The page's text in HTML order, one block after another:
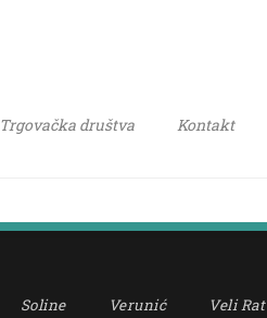
Trgovačka društva Kontakt
Soline Verunić Veli Rat